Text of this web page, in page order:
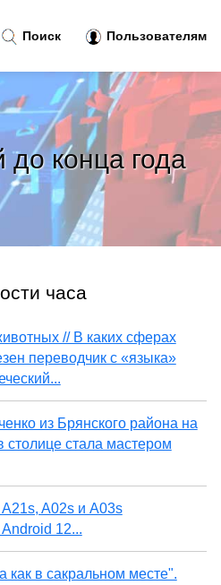
конца года
часа
// В каких сферах
переводчик с «языка»
из Брянского района на
столице стала мастером
A02s и A03s
12...
в сакральном месте".
Поиск Пользователям